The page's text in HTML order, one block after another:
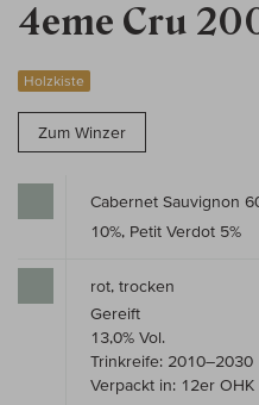
4eme Cru
Holzkiste
Zum Winzer
Cabernet Sauvignon
10%, Petit Verdot 5%
rot, trocken
Gereift
13,0% Vol.
Trinkreife: 2010–2030
Verpackt in: 12er OHK